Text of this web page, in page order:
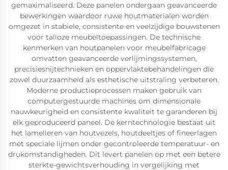
gemaximaliseerd. Deze panelen ondergaan geavanceerde
bewerkingen waardoor ruwe houtmaterialen worden
omgezet in stabiele, consistente en veelzijdige bouwstenen
voor talloze meubeltoepassingen. De technische
kenmerken van houtpanelen voor meubelfabricage
omvatten geavanceerde verlijmingssystemen,
precisiesnijtechnieken en oppervlaktebehandelingen die
zowel duurzaamheid als esthetische uitstraling verbeteren.
Moderne productieprocessen maken gebruik van
computergestuurde machines om dimensionale
nauwkeurigheid en consistente kwaliteit te garanderen bij
elk geproduceerd paneel. De kerntechnologie bestaat uit
het lamelleren van houtvezels, houtdeeltjes of fineerlagen
met speciale lijmen onder gecontroleerde temperatuur- en
drukomstandigheden. Dit levert panelen op met een betere
sterkte-gewichtsverhouding in vergelijking met